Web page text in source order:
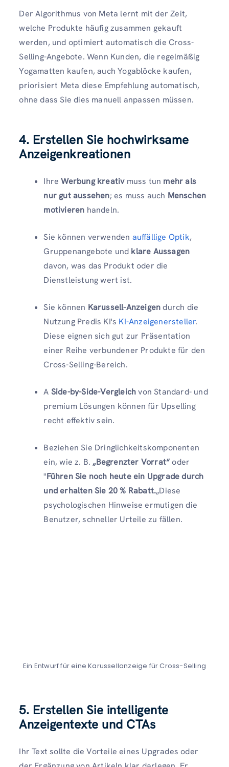
Der Algorithmus von Meta lernt mit der Zeit,
welche Produkte häufig zusammen gekauft
werden, und optimiert automatisch die Cross-
Selling-Angebote. Wenn Kunden, die regelmäßig
Yogamatten kaufen, auch Yogablöcke kaufen,
priorisiert Meta diese Empfehlung automatisch,
ohne dass Sie dies manuell anpassen müssen.
4. Erstellen Sie hochwirksame
Anzeigenkreationen
IhreWerbung kreativmuss tun mehr als
nur gut aussehen; es muss auch Menschen
motivieren handeln.
Sie können verwenden auffällige Optik,
Gruppenangebote und klare Aussagen
davon, was das Produkt oder die
Dienstleistung wert ist.
Sie können Karussell-Anzeigendurch die
Nutzung Predis KI's KI-Anzeigenersteller.
Diese eignen sich gut zur Präsentation
einer Reihe verbundener Produkte für den
Cross-Selling-Bereich.
A Side-by-Side-Vergleichvon Standard- und
premium Lösungen können für Upselling
recht effektiv sein.
Beziehen Sie Dringlichkeitskomponenten
ein, wie z. B. „Begrenzter Vorrat“oder
"Führen Sie noch heute ein Upgrade durch
und erhalten Sie 20 % Rabatt.„Diese
psychologischen Hinweise ermutigen die
Benutzer, schneller Urteile zu fällen.
Ein Entwurf für eine Karussellanzeige für Cross-Selling
5. Erstellen Sie intelligente
Anzeigentexte und CTAs
Ihr Text sollte die Vorteile eines Upgrades oder